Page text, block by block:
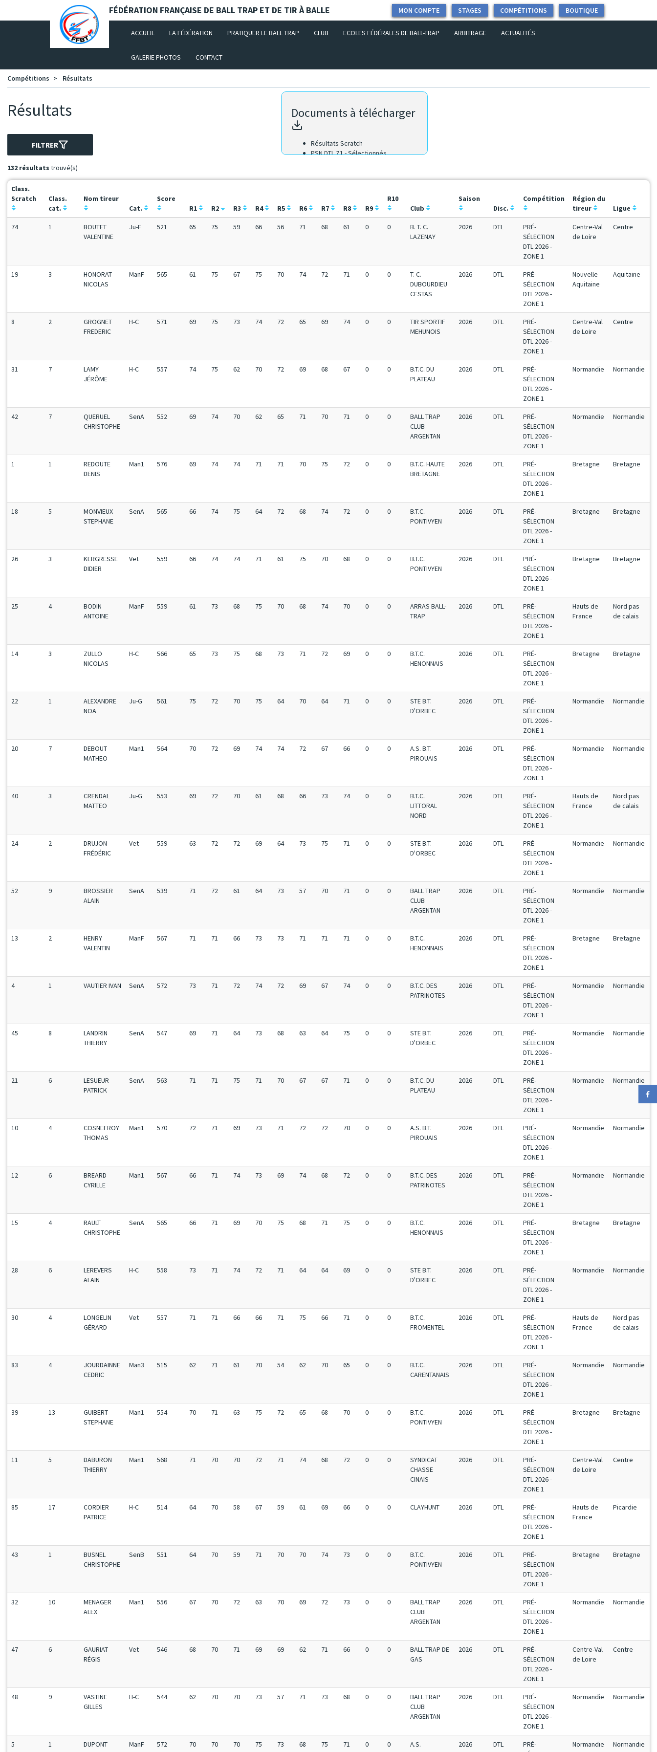
Panneau de gestion des cookies FÉDÉRATION FRANÇAISE DE BALL TRAP ET DE TIR À BALLE BOUTIQUE
COMPÉTITIONS
STAGES
MON COMPTE
ACCUEIL (CURRENT)
LA FÉDÉRATION PRATIQUER LE BALL TRAP CLUB ECOLES FÉDÉRALES DE BALL-TRAP ARBITRAGE ACTUALITÉS
GALERIE PHOTOS CONTACT
Compétitions Résultats
Résultats
FILTRER
132 résultats trouvé(s)
Documents à télécharger
Résultats Scratch
PSN DTL Z1 - Sélectionnés
Class.
Scratch
Class.
cat.
Nom tireur
Cat.
Score
R1
R2 R3 R4 R5 R6 R7 R8 R9
R10
Club
Saison
Disc.
Compétition
Région du
tireur
Ligue
74 1
BOUTET
VALENTINE
Ju-F 521 65 75 59 66 56 71 68 61 0 0
B. T. C.
LAZENAY
2026 DTL
PRÉ-
SÉLECTION
DTL 2026 -
ZONE 1
Centre-Val
de Loire
Centre
19 3
HONORAT
NICOLAS
ManF 565 61 75 67 75 70 74 72 71 0 0
T. C.
DUBOURDIEU
CESTAS
2026 DTL
PRÉ-
SÉLECTION
DTL 2026 -
ZONE 1
Nouvelle
Aquitaine
Aquitaine
8 2
GROGNET
FREDERIC
H-C 571 69 75 73 74 72 65 69 74 0 0
TIR SPORTIF
MEHUNOIS
2026 DTL
PRÉ-
SÉLECTION
DTL 2026 -
ZONE 1
Centre-Val
de Loire
Centre
31 7
LAMY
JÉRÔME
H-C 557 74 75 62 70 72 69 68 67 0 0
B.T.C. DU
PLATEAU
2026 DTL
PRÉ-
SÉLECTION
DTL 2026 -
ZONE 1
Normandie Normandie
42 7
QUERUEL
CHRISTOPHE
SenA 552 69 74 70 62 65 71 70 71 0 0
BALL TRAP
CLUB
ARGENTAN
2026 DTL
PRÉ-
SÉLECTION
DTL 2026 -
ZONE 1
Normandie Normandie
1 1
REDOUTE
DENIS
Man1 576 69 74 74 71 71 70 75 72 0 0
B.T.C. HAUTE
BRETAGNE
2026 DTL
PRÉ-
SÉLECTION
DTL 2026 -
ZONE 1
Bretagne Bretagne
18 5
MONVIEUX
STEPHANE
SenA 565 66 74 75 64 72 68 74 72 0 0
B.T.C.
PONTIVYEN
2026 DTL
PRÉ-
SÉLECTION
DTL 2026 -
ZONE 1
Bretagne Bretagne
26 3
KERGRESSE
DIDIER
Vet 559 66 74 74 71 61 75 70 68 0 0
B.T.C.
PONTIVYEN
2026 DTL
PRÉ-
SÉLECTION
DTL 2026 -
ZONE 1
Bretagne Bretagne
25 4
BODIN
ANTOINE
ManF 559 61 73 68 75 70 68 74 70 0 0
ARRAS BALL-
TRAP
2026 DTL
PRÉ-
SÉLECTION
DTL 2026 -
ZONE 1
Hauts de
France
Nord pas
de calais
14 3
ZULLO
NICOLAS
H-C 566 65 73 75 68 73 71 72 69 0 0
B.T.C.
HENONNAIS
2026 DTL
PRÉ-
SÉLECTION
DTL 2026 -
ZONE 1
Bretagne Bretagne
22 1
ALEXANDRE
NOA
Ju-G 561 75 72 70 75 64 70 64 71 0 0
STE B.T.
D'ORBEC
2026 DTL
PRÉ-
SÉLECTION
DTL 2026 -
ZONE 1
Normandie Normandie
20 7
DEBOUT
MATHEO
Man1 564 70 72 69 74 74 72 67 66 0 0
A.S. B.T.
PIROUAIS
2026 DTL
PRÉ-
SÉLECTION
DTL 2026 -
ZONE 1
Normandie Normandie
40 3
CRENDAL
MATTEO
Ju-G 553 69 72 70 61 68 66 73 74 0 0
B.T.C.
LITTORAL
NORD
2026 DTL
PRÉ-
SÉLECTION
DTL 2026 -
ZONE 1
Hauts de
France
Nord pas
de calais
24 2
DRUJON
FRÉDÉRIC
Vet 559 63 72 72 69 64 73 75 71 0 0
STE B.T.
D'ORBEC
2026 DTL
PRÉ-
SÉLECTION
DTL 2026 -
ZONE 1
Normandie Normandie
52 9
BROSSIER
ALAIN
SenA 539 71 72 61 64 73 57 70 71 0 0
BALL TRAP
CLUB
ARGENTAN
2026 DTL
PRÉ-
SÉLECTION
DTL 2026 -
ZONE 1
Normandie Normandie
13 2
HENRY
VALENTIN
ManF 567 71 71 66 73 73 71 71 71 0 0
B.T.C.
HENONNAIS
2026 DTL
PRÉ-
SÉLECTION
DTL 2026 -
ZONE 1
Bretagne Bretagne
4 1 VAUTIER IVAN SenA 572 73 71 72 74 72 69 67 74 0 0
B.T.C. DES
PATRINOTES
2026 DTL
PRÉ-
SÉLECTION
DTL 2026 -
ZONE 1
Normandie Normandie
45 8
LANDRIN
THIERRY
SenA 547 69 71 64 73 68 63 64 75 0 0
STE B.T.
D'ORBEC
2026 DTL
PRÉ-
SÉLECTION
DTL 2026 -
ZONE 1
Normandie Normandie
21 6
LESUEUR
PATRICK
SenA 563 71 71 75 71 70 67 67 71 0 0
B.T.C. DU
PLATEAU
2026 DTL
PRÉ-
SÉLECTION
DTL 2026 -
ZONE 1
Normandie Normandie
10 4
COSNEFROY
THOMAS
Man1 570 72 71 69 73 71 72 72 70 0 0
A.S. B.T.
PIROUAIS
2026 DTL
PRÉ-
SÉLECTION
DTL 2026 -
ZONE 1
Normandie Normandie
12 6
BREARD
CYRILLE
Man1 567 66 71 74 73 69 74 68 72 0 0
B.T.C. DES
PATRINOTES
2026 DTL
PRÉ-
SÉLECTION
DTL 2026 -
ZONE 1
Normandie Normandie
15 4
RAULT
CHRISTOPHE
SenA 565 66 71 69 70 75 68 71 75 0 0
B.T.C.
HENONNAIS
2026 DTL
PRÉ-
SÉLECTION
DTL 2026 -
ZONE 1
Bretagne Bretagne
28 6
LEREVERS
ALAIN
H-C 558 73 71 74 72 71 64 64 69 0 0
STE B.T.
D'ORBEC
2026 DTL
PRÉ-
SÉLECTION
DTL 2026 -
ZONE 1
Normandie Normandie
30 4
LONGELIN
GÉRARD
Vet 557 71 71 66 66 71 75 66 71 0 0
B.T.C.
FROMENTEL
2026 DTL
PRÉ-
SÉLECTION
DTL 2026 -
ZONE 1
Hauts de
France
Nord pas
de calais
83 4
JOURDAINNE
CEDRIC
Man3 515 62 71 61 70 54 62 70 65 0 0
B.T.C.
CARENTANAIS
2026 DTL
PRÉ-
SÉLECTION
DTL 2026 -
ZONE 1
Normandie Normandie
39 13
GUIBERT
STEPHANE
Man1 554 70 71 63 75 72 65 68 70 0 0
B.T.C.
PONTIVYEN
2026 DTL
PRÉ-
SÉLECTION
DTL 2026 -
ZONE 1
Bretagne Bretagne
11 5
DABURON
THIERRY
Man1 568 71 70 70 72 71 74 68 72 0 0
SYNDICAT
CHASSE
CINAIS
2026 DTL
PRÉ-
SÉLECTION
DTL 2026 -
ZONE 1
Centre-Val
de Loire
Centre
85 17
CORDIER
PATRICE
H-C 514 64 70 58 67 59 61 69 66 0 0 CLAYHUNT 2026 DTL
PRÉ-
SÉLECTION
DTL 2026 -
ZONE 1
Hauts de
France
Picardie
43 1
BUSNEL
CHRISTOPHE
SenB 551 64 70 59 71 70 70 74 73 0 0
B.T.C.
PONTIVYEN
2026 DTL
PRÉ-
SÉLECTION
DTL 2026 -
ZONE 1
Bretagne Bretagne
32 10
MENAGER
ALEX
Man1 556 67 70 72 63 70 69 72 73 0 0
BALL TRAP
CLUB
ARGENTAN
2026 DTL
PRÉ-
SÉLECTION
DTL 2026 -
ZONE 1
Normandie Normandie
47 6
GAURIAT
RÉGIS
Vet 546 68 70 71 69 69 62 71 66 0 0
BALL TRAP DE
GAS
2026 DTL
PRÉ-
SÉLECTION
DTL 2026 -
ZONE 1
Centre-Val
de Loire
Centre
48 9
VASTINE
GILLES
H-C 544 62 70 70 73 57 71 73 68 0 0
BALL TRAP
CLUB
ARGENTAN
2026 DTL
PRÉ-
SÉLECTION
DTL 2026 -
ZONE 1
Normandie Normandie
5 1
DUPONT
ManF 572 70 70 70 75 73 68 75 71 0 0
A.S.
2026 DTL
PRÉ-
Normandie Normandie